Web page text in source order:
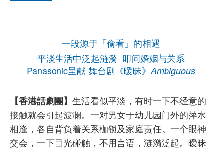
一段源于「偷看」的相遇
平淡生活中泛起涟漪 叩问婚姻与关系
Panasonic呈献 舞台剧《暧昧》 Ambiguous
【香港話劇團】 生活看似平淡，有时一下不经意的
接触就会引起波澜。一对男女于幼儿园门外的萍水
相逢，各自背负着关系枷锁及家庭责任。一个眼神
交会，一下目光碰触，不用言语，涟漪泛起。暧昧